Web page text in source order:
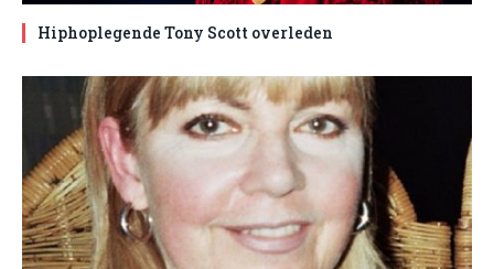
Hiphoplegende Tony Scott overleden